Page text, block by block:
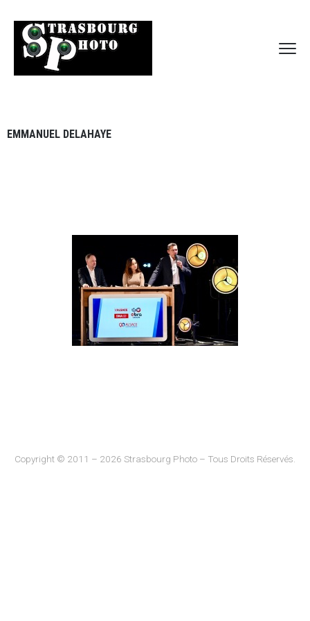
EMMANUEL DELAHAYE
Copyright © 2011 – 2026 Strasbourg Photo – Tous Droits Réservés.